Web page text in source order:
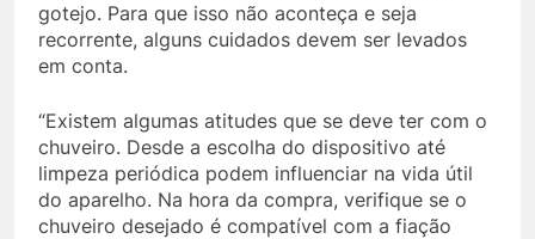
gotejo. Para que isso não aconteça e seja
recorrente, alguns cuidados devem ser levados
em conta.
“Existem algumas atitudes que se deve ter com o
chuveiro. Desde a escolha do dispositivo até
limpeza periódica podem influenciar na vida útil
do aparelho. Na hora da compra, verifique se o
chuveiro desejado é compatível com a fiação